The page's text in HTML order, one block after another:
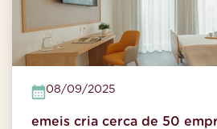
08/09/2025
emeis cria cerca de 50